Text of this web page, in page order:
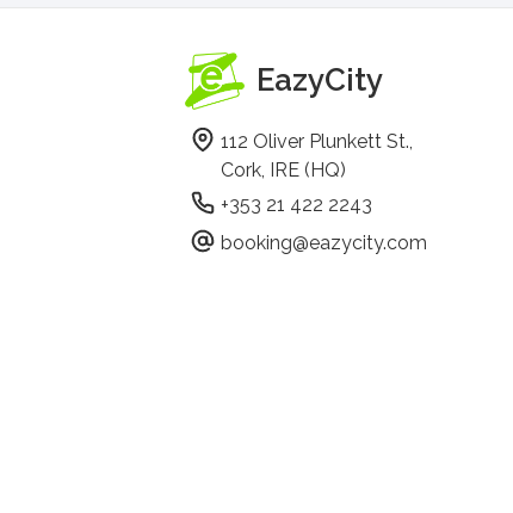
EazyCity
112 Oliver Plunkett St.,
Cork, IRE (HQ)
+353 21 422 2243
booking@eazycity.com